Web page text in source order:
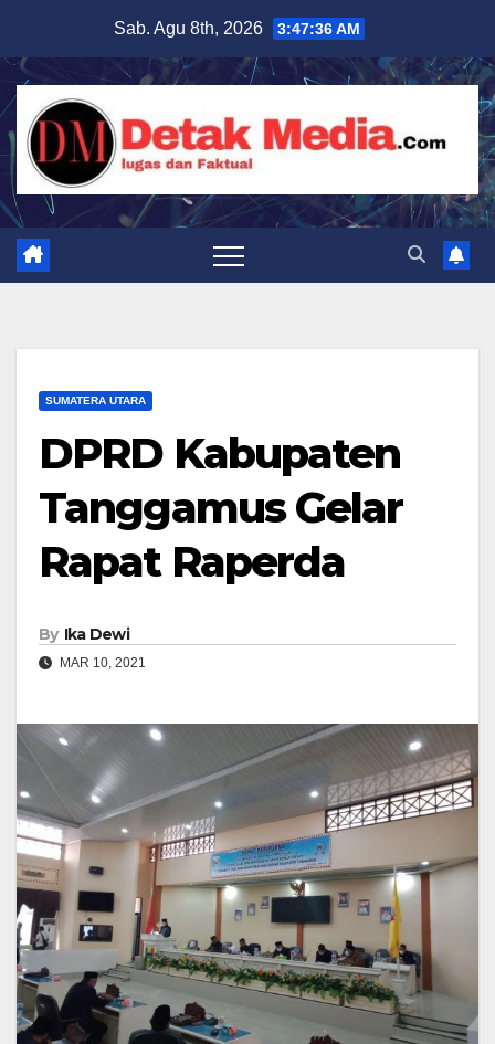
content
Sab. Agu 8th, 2026 3:47:38 AM
SUMATERA UTARA
DPRD Kabupaten
Tanggamus Gelar
Rapat Raperda
By Ika Dewi
MAR 10, 2021